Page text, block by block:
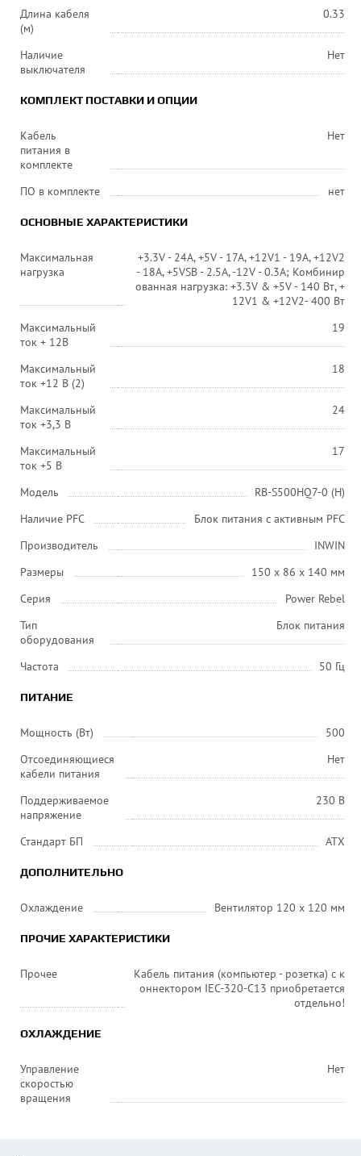
Длина кабеля
(м)
0.33
Наличие
выключателя
Нет
КОМПЛЕКТ ПОСТАВКИ И ОПЦИИ
Кабель
питания в
комплекте
Нет
ПО в комплекте нет
ОСНОВНЫЕ ХАРАКТЕРИСТИКИ
Максимальная
нагрузка
+3.3V - 24A, +5V - 17A, +12V1 - 19A, +12V2
- 18A, +5VSB - 2.5A, -12V - 0.3A; Комбинир
ованная нагрузка: +3.3V & +5V - 140 Вт, +
12V1 & +12V2- 400 Вт
Максимальный
ток + 12В
19
Максимальный
ток +12 В (2)
18
Максимальный
ток +3,3 В
24
Максимальный
ток +5 В
17
Модель
RB-S500HQ7-0 (H)
Наличие PFC
Блок питания с активным PFC
Производитель
INWIN
Размеры
150 x 86 x 140 мм
Серия
Power Rebel
Тип
оборудования
Блок питания
Частота 50 Гц
ПИТАНИЕ
Мощность (Вт)
500
Отсоединяющиеся
кабели питания
Нет
Поддерживаемое
напряжение
230 В
Стандарт БП ATX
ДОПОЛНИТЕЛЬНО
Охлаждение Вентилятор 120 x 120 мм
ПРОЧИЕ ХАРАКТЕРИСТИКИ
Прочее
Кабель питания (компьютер - розетка) с к
оннектором IEC-320-C13 приобретается
отдельно!
ОХЛАЖДЕНИЕ
Управление
скоростью
вращения
Нет